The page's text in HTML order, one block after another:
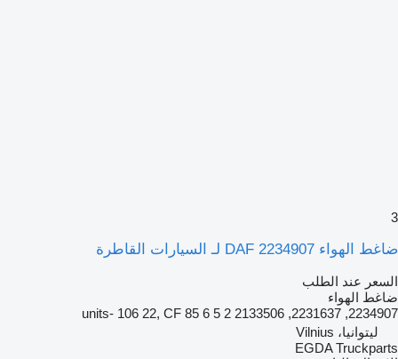
3
ضاغط الهواء DAF 2234907 لـ السيارات القاطرة
السعر عند الطلب
ضاغط الهواء
2234907, 2231637, 2133506 2 units- 106 22, CF 85 6 5
ليتوانيا، Vilnius
EGDA Truckparts